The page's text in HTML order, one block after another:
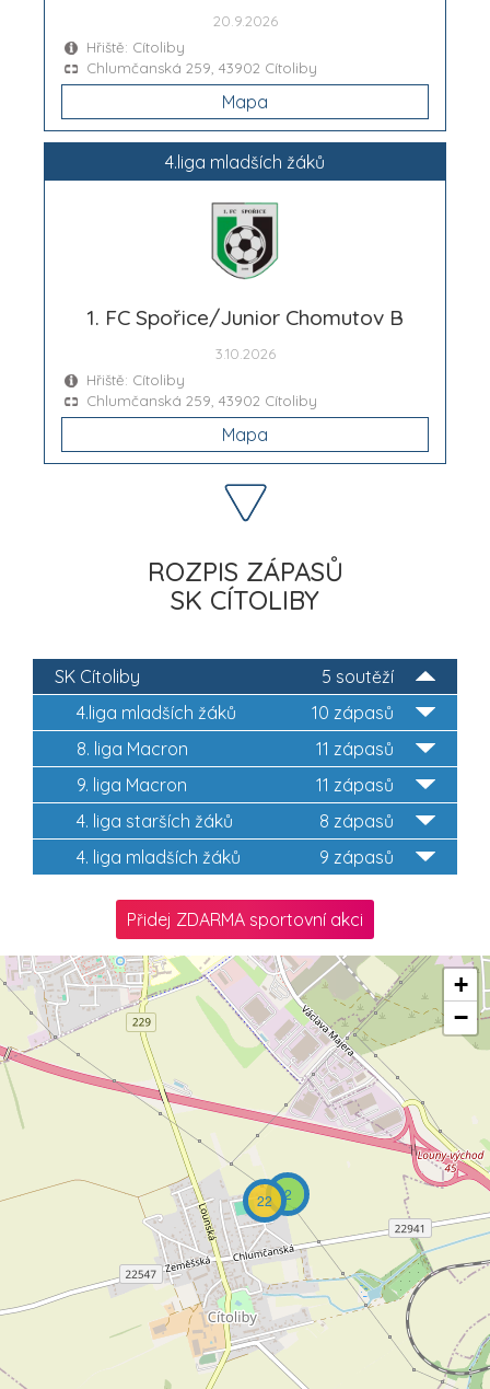
20.9.2026
Hřiště: Cítoliby
Chlumčanská 259, 43902 Cítoliby
Mapa
4.liga mladších žáků
1. FC Spořice/Junior Chomutov B
3.10.2026
Hřiště: Cítoliby
Chlumčanská 259, 43902 Cítoliby
Mapa
ROZPIS ZÁPASŮ
SK CÍTOLIBY
5 soutěží
SK Cítoliby
10 zápasů
4.liga mladších žáků
11 zápasů
8. liga Macron
11 zápasů
9. liga Macron
8 zápasů
4. liga starších žáků
9 zápasů
4. liga mladších žáků
Přidej ZDARMA sportovní akci
2
22
+
−